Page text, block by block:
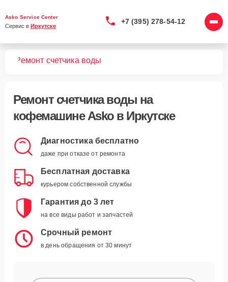
Asko Service Center
Сервис в Иркутске
+7 (395) 278-54-12
Ремонт счетчика воды
Ремонт счетчика воды на
кофемашине Asko в Иркутске
Диагностика бесплатно
даже при отказе от ремонта
Бесплатная доставка
курьером собственной службы
Гарантия до 3 лет
на все виды работ и запчастей
Срочный ремонт
в день обращения от 30 минут